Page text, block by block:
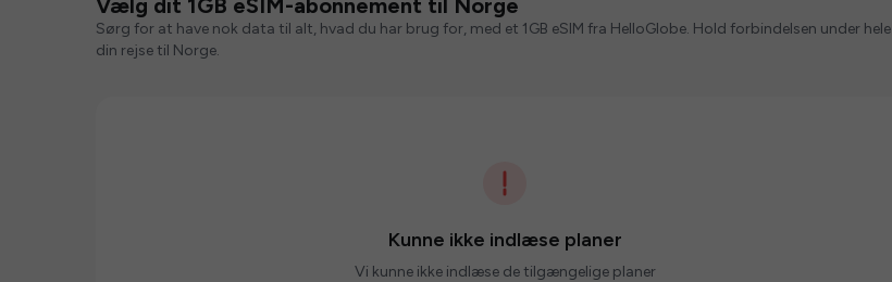
Vælg dit 1GB eSIM-abonnement til Norge
Sørg for at have nok data til alt, hvad du har brug for, med et 1GB eSIM fra HelloGlobe. Hold forbindelsen under hele
din rejse til Norge.
Kunne ikke indlæse planer
Vi kunne ikke indlæse de tilgængelige planer